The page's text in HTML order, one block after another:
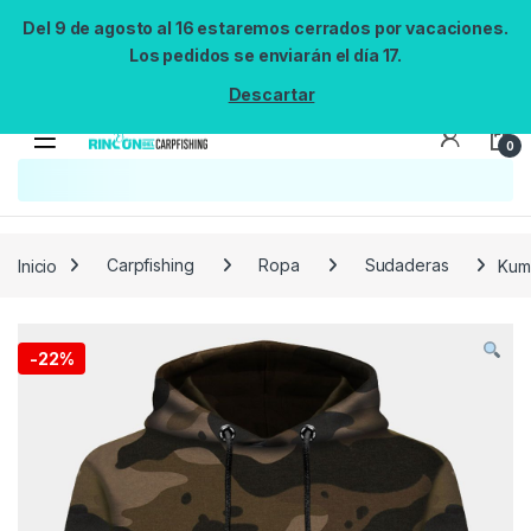
Del 9 de agosto al 16 estaremos cerrados por vacaciones.
Los pedidos se enviarán el día 17.
Descartar
0
Inténtalo de nuevo.